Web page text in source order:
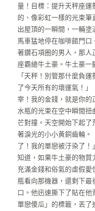
量！目標：提升天秤座運
的、像彩虹一樣的光束
出屋頂的一瞬間，一輛
馬車猛地停在咖啡館門
著鑽石項圈的男人，那
座霸總牛土豪。牛土豪一
「天秤！別管那什麼負
了今天所有的壞運氣！
宰！我的金錢，就是你的
水瓶的光束在空中瞬間
芒對撞。天空開始下起了
著淚光的小小黃銅齒輪。
了！我的單戀被汙染了！
知道，如果牛土豪的物質
充滿金錢和俗氣的虛假
瓶看向那機器，還剩下最
口。他迅速撕下了貼在他
單戀傻瓜」的標籤，丟